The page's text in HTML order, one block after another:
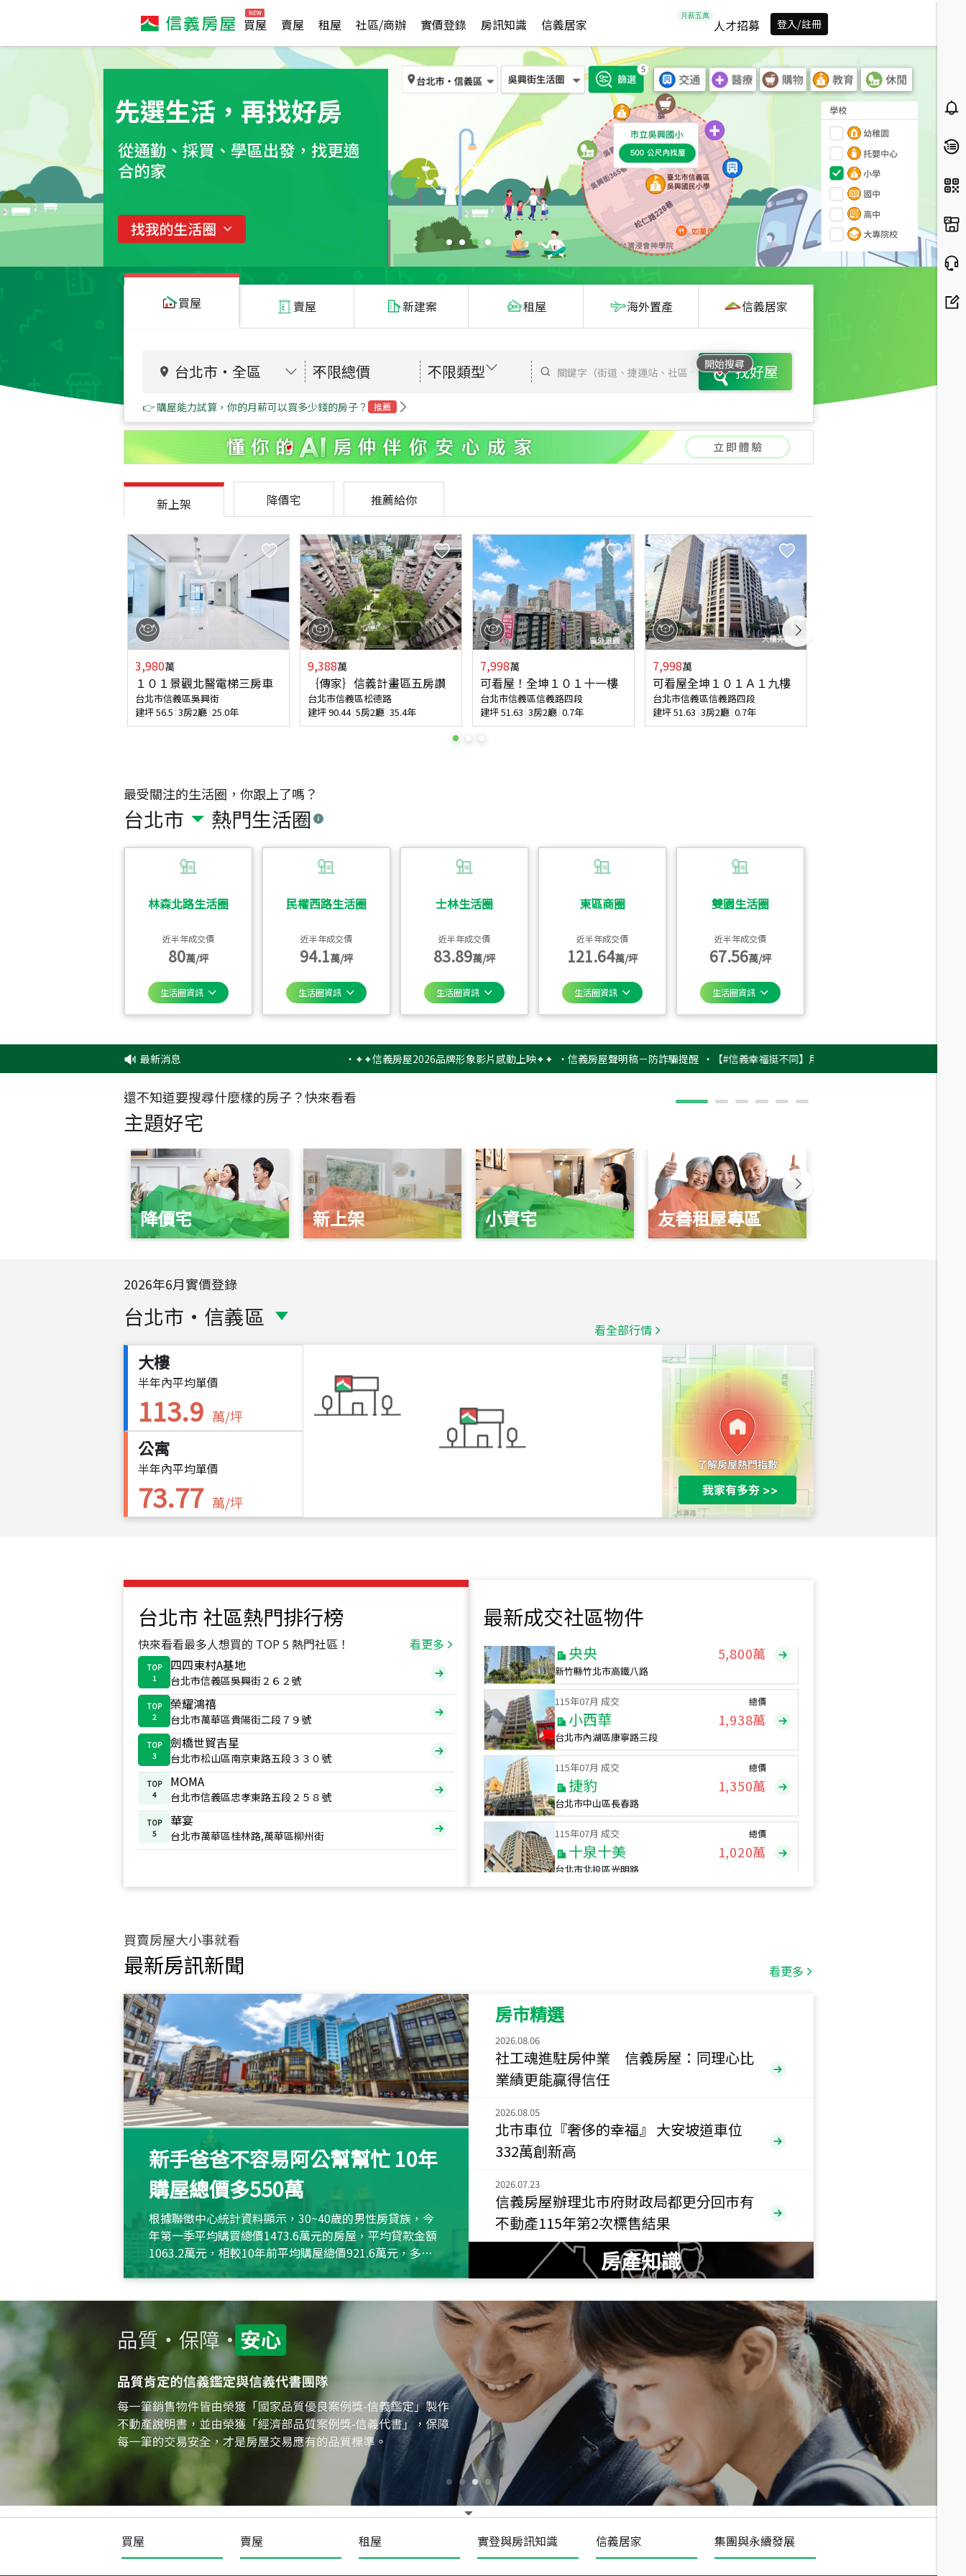
買屋 賣屋 租屋 社區/商辦 實價登錄 房訊知識 信義居家 人才招募 登入/註冊
買屋 賣屋 新建案 租屋 海外置產 信義居家
台北市 ・ 全區 不限總價 不限類型
開始搜尋
找好屋
👉 購屋能力試算，你的月薪可以買多少錢的房子？ 推薦
最受關注的生活圈，你跟上了嗎？
台北市 熱門生活圈
林森北路生活圈
近半年成交價
80萬/坪
生活圈資訊
民權西路生活圈
近半年成交價
94.1萬/坪
生活圈資訊
士林生活圈
近半年成交價
83.89萬/坪
生活圈資訊
東區商圈
近半年成交價
121.64萬/坪
生活圈資訊
雙園生活圈
近半年成交價
67.56萬/坪
生活圈資訊
新上架 降價宅 推薦給你
3,980萬
１０１景觀北醫電梯三房車
台北市信義區吳興街
建坪56.5 3房2廳 25.0年
9,388萬
｛傳家｝信義計畫區五房讚
台北市信義區松德路
建坪90.44 5房2廳 35.4年
7,998萬
可看屋！全坤１０１十一樓
台北市信義區信義路四段
建坪51.63 3房2廳 0.7年
7,998萬
可看屋全坤１０１Ａ１九樓
台北市信義區信義路四段
建坪51.63 3房2廳 0.7年
最新消息 ✦✦信義房屋2026品牌形象影片感動上映✦✦ ‧信義房屋聲明稿－防詐騙提醒 ‧【#信義幸福挺不同】用實力，讓升職免抽號碼牌！最新雇主品
還不知道要搜尋什麼樣的房子？快來看看
主題好宅
降價宅 新上架 小資宅 友善租屋專區
2026年6月實價登錄
台北市 ・ 信義區 看全部行情
大樓
半年內平均單價
113.9 萬/坪
公寓
半年內平均單價
73.77 萬/坪
台北市 社區熱門排行榜
快來看看最多人想買的 TOP 5 熱門社區！ 看更多
TOP
1
四四東村A基地
台北市信義區吳興街２６２號
TOP
2
榮耀鴻禧
台北市萬華區貴陽街二段７９號
TOP
3
劍橋世貿吉星
台北市松山區南京東路五段３３０號
TOP
4
MOMA
台北市信義區忠孝東路五段２５８號
TOP
5
華宴
台北市萬華區桂林路,萬華區柳州街
最新成交社區物件
台北市中山區長春路
1,020萬
總價
490萬
新竹市新竹市慈祥路
總價
1,808萬
115年07月 成交
新竹縣竹北市高鐵八路
115年07月 成交
小西華
台北市內湖區康寧路三段
總價
1,938萬
115年07月 成交
捷豹
台北市中山區長春路
總價
1,350萬
115年07月 成交
十泉十美
台北市北投區光明路
總價
1,020萬
115
新北市永和區環河西路二段
115年07月 成交
央央 5,800萬
115年
小西華 1,938萬
115 年07 月 成交
捷豹
台北市中山區長春路
115年07月 成交
十泉十美
台北市北投區光明路
總價
1,020萬
年 07月 成交
四維天廈
新竹市新竹市四維路
總價
490萬
115 月 成交
菁英典藏
新竹市新竹市慈祥路
1,808
買賣房屋大小事就看
最新房訊新聞 看更多
新手爸爸不容易阿公幫幫忙 10年
購屋總價多550萬
根據聯徵中心統計資料顯示，30~40歲的男性房貸族，今
年第一季平均購買總價1473.6萬元的房屋，平均貸款金額
1063.2萬元，相較10年前平均購屋總價921.6萬元，多出
約550萬元，且貸款金額也多
房市精選
2026.08.06
社工魂進駐房仲業 信義房屋：同理心比
業績更能贏得信任
2026.08.05
北市車位『奢侈的幸福』 大安坡道車位
332萬創新高
2026.07.23
信義房屋辦理北市府財政局都更分回市有
不動產115年第2次標售結果
房產知識
買屋 賣屋 租屋 實登與房訊知識 信義居家 集團與永續發展